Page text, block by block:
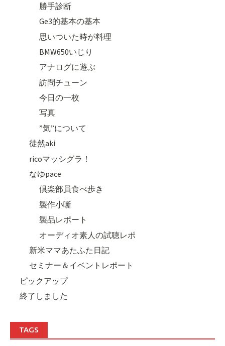
勝手診断
Ge3的基本の基本
思いついた時が料理
BMW650いじり
アナログに遊ぶ
訪問チューン
今日の一枚
写真
”気”について
徒然aki
ricoマッシグラ！
なゆpace
倶楽部員食べ歩き
製作小噺
製品レポート
オーディオ素人の試聴レポ
新米ママあたふた日記
セミナー＆イベントレポート
ピックアップ
終了しました
TAGS